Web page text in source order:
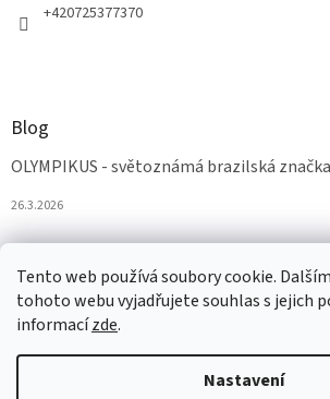
Tento web používá soubory cookie.
tohoto webu vyjadřujete souhlas s jejich
informacízde.
Nastavení
+420725377370
Blog
OLYMPIKUS - světoznámá brazilská značka
26.3.2026
Vytvořil Shoptet